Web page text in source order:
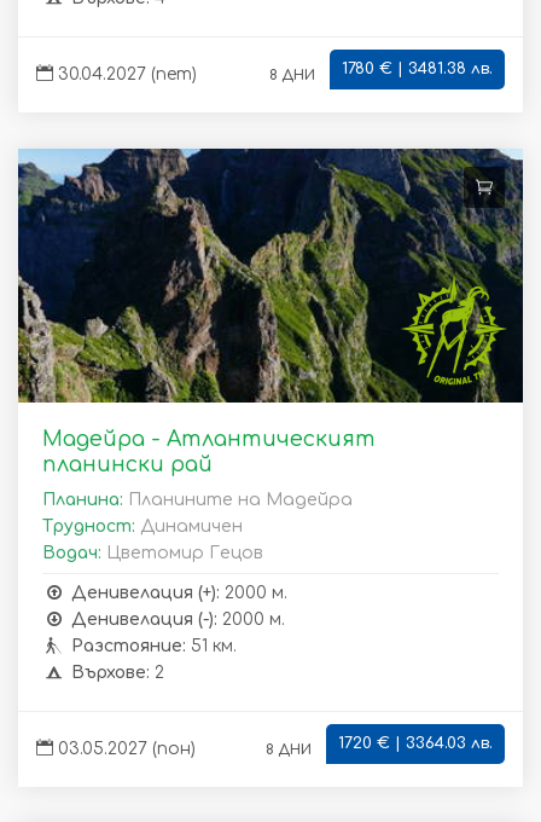
30.04.2027 (пет) 8 дни 1780 € | 3481.38 лв.
Мадейра - Атлантическият
планински рай
Планина: Планините на Мадейра
Трудност: Динамичен
Водач: Цветомир Гецов
Денивелация (+): 2000 м.
Денивелация (-): 2000 м.
Разстояние: 51 км.
Върхове: 2
03.05.2027 (пон) 8 дни 1720 € | 3364.03 лв.